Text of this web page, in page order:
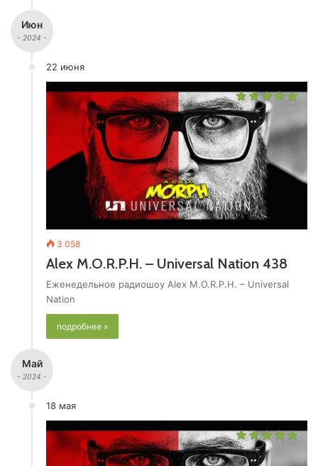
Июн
- 2024 -
22 июня
3 058
Alex M.O.R.P.H. – Universal Nation 438
Еженедельное радиошоу Alex M.O.R.P.H. – Universal
Nation
подробнее »
Май
- 2024 -
18 мая